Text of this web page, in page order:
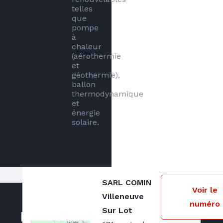
telles
que
pompe
à
chaleur
(aérothermie
et
géothermie),
ballon
thermodynamique
et
énergie
solaire.
Notre zone d'intervention
Villeneuve sur Lot et le département du
SARL COMIN
Villeneuve
Sur Lot
Voir le
numéro
Nos actualités